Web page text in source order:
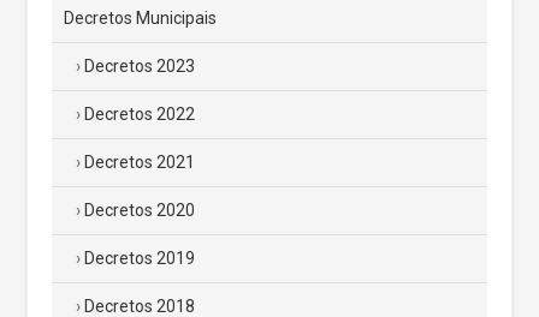
Decretos Municipais
Decretos 2023
Decretos 2022
Decretos 2021
Decretos 2020
Decretos 2019
Decretos 2018